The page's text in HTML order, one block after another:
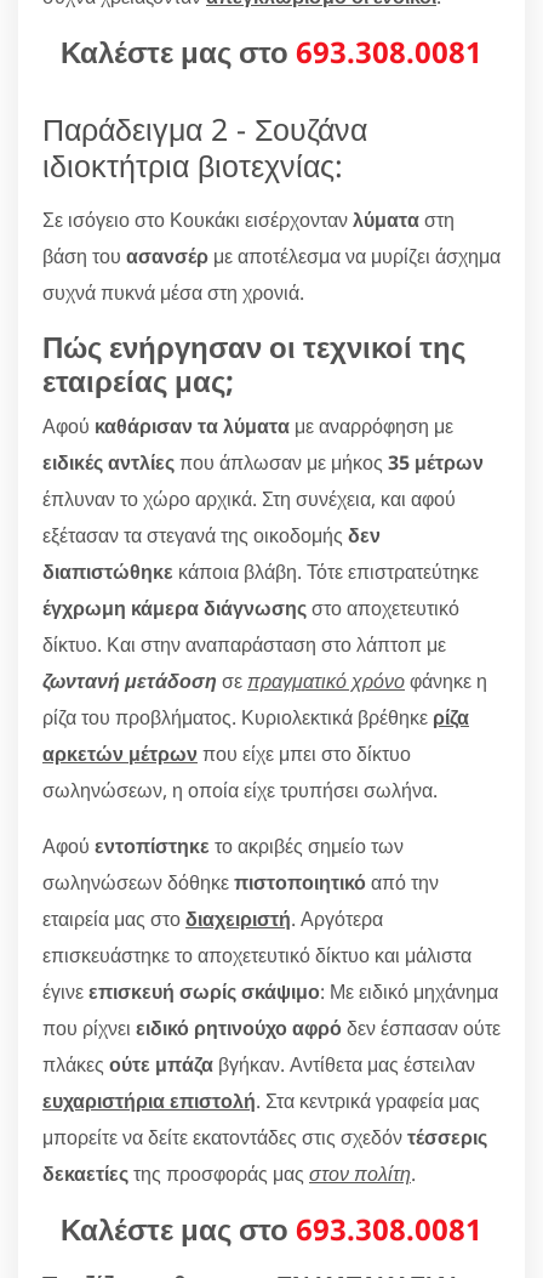
Καλέστε μας στο 693.308.0081
Παράδειγμα 2 - Σουζάνα
ιδιοκτήτρια βιοτεχνίας:
Σε ισόγειο στο Κουκάκι εισέρχοντανλύματαστη
βάση του ασανσέρ με αποτέλεσμα να μυρίζει άσχημα
συχνά πυκνά μέσα στη χρονιά.
Πώς ενήργησαν οι τεχνικοί της
εταιρείας μας;
Αφού καθάρισαν τα λύματα με αναρρόφηση με
ειδικές αντλίεςπου άπλωσαν με μήκος 35 μέτρων
έπλυναν το χώρο αρχικά. Στη συνέχεια, και αφού
εξέτασαν τα στεγανά της οικοδομής δεν
διαπιστώθηκε κάποια βλάβη. Τότε επιστρατεύτηκε
έγχρωμη κάμερα διάγνωσηςστο αποχετευτικό
δίκτυο. Και στην αναπαράσταση στο λάπτοπ με
ζωντανή μετάδοση σε πραγματικό χρόνοφάνηκε η
ρίζα του προβλήματος. Κυριολεκτικά βρέθηκε ρίζα
αρκετών μέτρωνπου είχε μπει στο δίκτυο
σωληνώσεων, η οποία είχε τρυπήσει σωλήνα.
Αφού εντοπίστηκε το ακριβές σημείο των
σωληνώσεων δόθηκεπιστοποιητικόαπό την
εταιρεία μας στοδιαχειριστή. Αργότερα
επισκευάστηκε το αποχετευτικό δίκτυο και μάλιστα
έγινεεπισκευή σωρίς σκάψιμο: Με ειδικό μηχάνημα
που ρίχνει ειδικό ρητινούχο αφρόδεν έσπασαν ούτε
πλάκες ούτε μπάζα βγήκαν. Αντίθετα μας έστειλαν
ευχαριστήρια επιστολή. Στα κεντρικά γραφεία μας
μπορείτε να δείτε εκατοντάδες στις σχεδόντέσσερις
δεκαετίεςτης προσφοράς μας στον πολίτη.
Καλέστε μας στο 693.308.0081